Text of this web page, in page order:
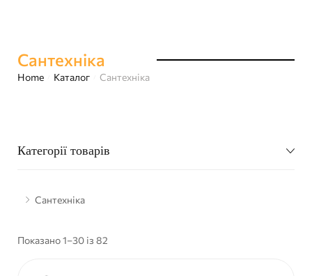
Сантехніка
Home Каталог Сантехніка
Категорії товарів
Сантехніка
Показано 1–30 із 82